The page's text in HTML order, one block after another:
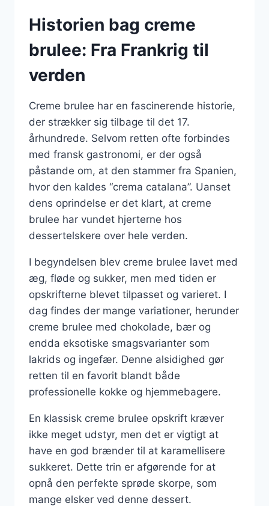
Historien bag creme
brulee: Fra Frankrig til
verden
Creme brulee har en fascinerende historie,
der strækker sig tilbage til det 17.
århundrede. Selvom retten ofte forbindes
med fransk gastronomi, er der også
påstande om, at den stammer fra Spanien,
hvor den kaldes “crema catalana”. Uanset
dens oprindelse er det klart, at creme
brulee har vundet hjerterne hos
dessertelskere over hele verden.
I begyndelsen blev creme brulee lavet med
æg, fløde og sukker, men med tiden er
opskrifterne blevet tilpasset og varieret. I
dag findes der mange variationer, herunder
creme brulee med chokolade, bær og
endda eksotiske smagsvarianter som
lakrids og ingefær. Denne alsidighed gør
retten til en favorit blandt både
professionelle kokke og hjemmebagere.
En klassisk creme brulee opskrift kræver
ikke meget udstyr, men det er vigtigt at
have en god brænder til at karamellisere
sukkeret. Dette trin er afgørende for at
opnå den perfekte sprøde skorpe, som
mange elsker ved denne dessert.